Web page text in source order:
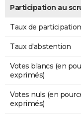
Participation au
Taux de participation
Taux d'abstention
Votes blancs (en
exprimés)
Votes nuls (en
exprimés)